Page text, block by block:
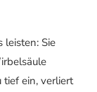
leisten: Sie
tief ein, verliert